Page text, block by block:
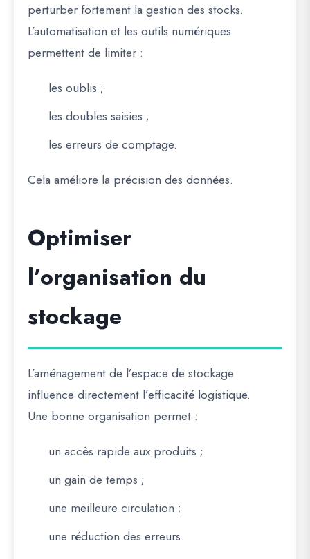
perturber fortement la gestion des stocks.
L’automatisation et les outils numériques
permettent de limiter :
les oublis ;
les doubles saisies ;
les erreurs de comptage.
Cela améliore la précision des données.
Optimiser
l’organisation du
stockage
L’aménagement de l’espace de stockage
influence directement l’efficacité logistique.
Une bonne organisation permet :
un accès rapide aux produits ;
un gain de temps ;
une meilleure circulation ;
une réduction des erreurs.